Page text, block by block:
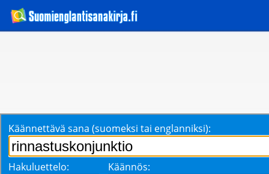
Käännettävä sana (suomeksi tai englanniksi):
Hakuluettelo: Käännös: